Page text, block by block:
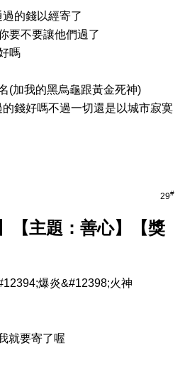
的錢以經寄了
要不要讓他們過了
嗎
(加我的黑烏龜跟黃金死神)
錢好嗎不過一切還是以城市寂寞
29#
【主題：善心】【獎
爆炎&#12398;火神
就要寄了喔